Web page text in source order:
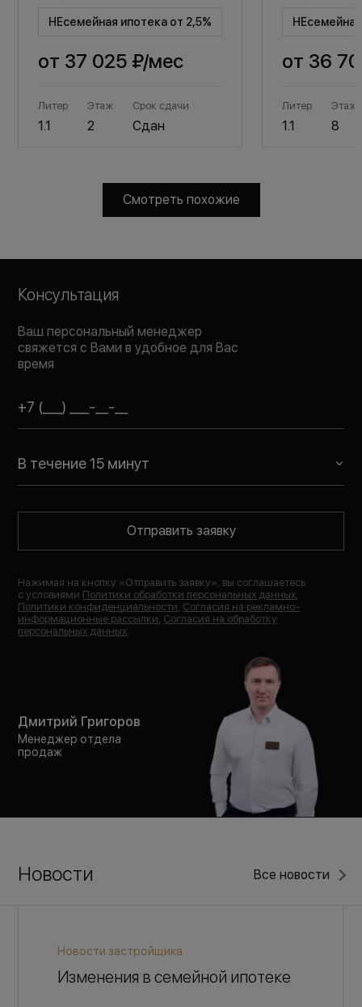
НЕсемейная ипотека от 2,5%
от 37 025 ₽/мес
Литер
1.1
Этаж
2
Срок сдачи
Сдан
от 36
Литер
1.1
Этаж
8
Смотреть похожие
Консультация
Ваш персональный менеджер
свяжется с Вами в удобное для Вас
время
В течение 15 минут
Отправить заявку
Нажимая на кнопку «Отправить заявку», вы соглашаетесь
с условиями Политики обработки персональных данных
Политики конфиденциальности Согласия на рекламно-
информационные рассылки Согласия на обработку
персональных данных
Дмитрий Григоров
Менеджер отдела
продаж
Новости Все новости
Новости застройщика
Изменения в семейной ипотеке